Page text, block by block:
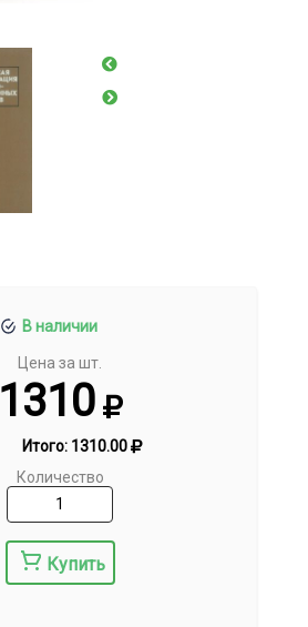
В наличии
Цена за шт.
1310
Итого: 1310.00
Количество
Купить